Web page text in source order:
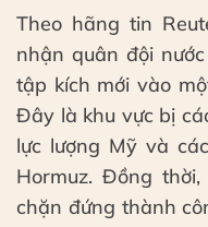
Theo hãng tin
nhận quân đội
tập kích mới vào
Đây là khu vực bị
lực lượng Mỹ và
Hormuz. Đồng
chặn đứng thành